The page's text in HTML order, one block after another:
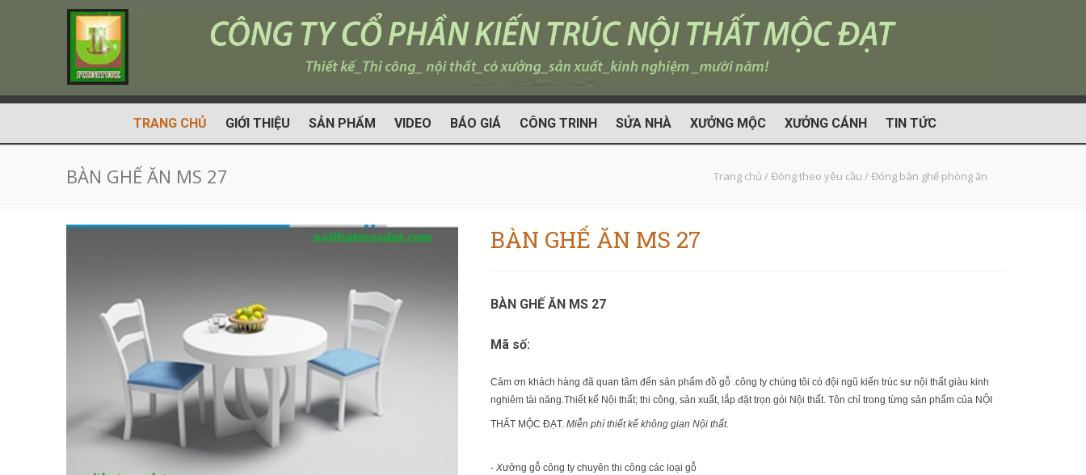
TRANG CHỦ GIỚI THIỆU SẢN PHẨM VIDEO BÁO GIÁ CÔNG TRINH SỬA NHÀ XƯỞNG MỘC XƯỞNG CÁNH TIN TỨC
BÀN GHẾ ĂN MS 27 Trang chủ /Đóng theo yêu cầu /Đóng bàn ghế phòng ăn
BÀN GHẾ ĂN MS 27
BÀN GHẾ ĂN MS 27
Mã số:
Cảm ơn khách hàng đã quan tâm đến sản phẩm đồ gỗ .công ty chúng tôi có đội ngũ kiến trúc sư nội thất giàu kinh
nghiêm tài năng.Thiết kế Nội thất; thi công, sản xuất, lắp đặt trọn gói Nội thất. Tôn chỉ trong từng sản phẩm của NỘI
THẤT MỘC ĐẠT. Miễn phí thiết kế không gian Nội thất.
- Xưởng gỗ công ty chuyên thi công các loại gỗ